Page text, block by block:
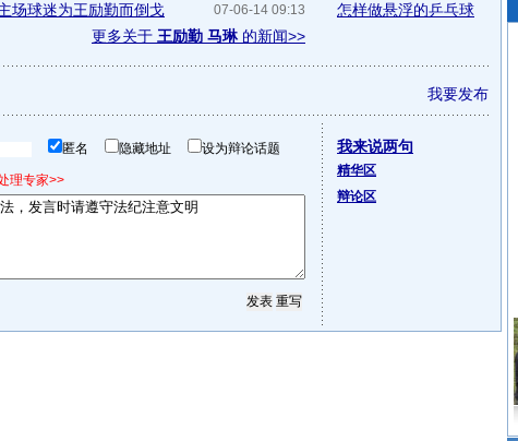
07-06-14 09:13
场球迷为王励勤而倒戈
更多关于 王励勤 马琳 的新闻>>
怎样做悬浮的乒乓球
我要发布
匿名 隐藏地址 设为辩论话题
理专家>>
我来说两句
精华区
辩论区